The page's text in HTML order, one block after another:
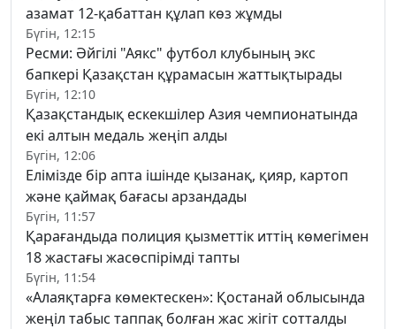
азамат 12-қабаттан құлап көз жұмды
Бүгін, 12:15
Ресми: Әйгілі "Аякс" футбол клубының экс
бапкері Қазақстан құрамасын жаттықтырады
Бүгін, 12:10
Қазақстандық ескекшілер Азия чемпионатында
екі алтын медаль жеңіп алды
Бүгін, 12:06
Елімізде бір апта ішінде қызанақ, қияр, картоп
және қаймақ бағасы арзандады
Бүгін, 11:57
Қарағандыда полиция қызметтік иттің көмегімен
18 жастағы жасөспірімді тапты
Бүгін, 11:54
«Алаяқтарға көмектескен»: Қостанай облысында
жеңіл табыс таппақ болған жас жігіт сотталды